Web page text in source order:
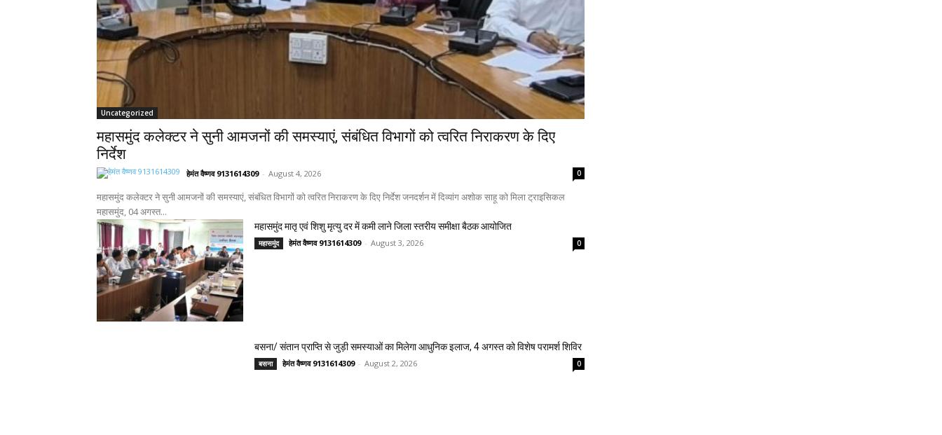
Uncategorized
महासमुंद कलेक्टर ने सुनी आमजनों की समस्याएं, संबंधित विभागों को त्वरित निराकरण के दिए
निर्देश
हेमंत वैष्णव 9131614309 - August 4, 2026 0
महासमुंद कलेक्टर ने सुनी आमजनों की समस्याएं, संबंधित विभागों को त्वरित निराकरण के दिए निर्देश जनदर्शन में दिव्यांग अशोक साहू को मिला ट्राइसिकल
महासमुंद, 04 अगस्त...
महासमुंद मातृ एवं शिशु मृत्यु दर में कमी लाने जिला स्तरीय समीक्षा बैठक आयोजित
महासमुंद हेमंत वैष्णव 9131614309 - August 3, 2026 0
बसना/ संतान प्राप्ति से जुड़ी समस्याओं का मिलेगा आधुनिक इलाज, 4 अगस्त को विशेष परामर्श शिविर
बसना हेमंत वैष्णव 9131614309 - August 2, 2026 0